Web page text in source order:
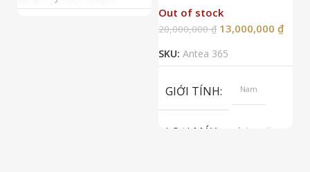
Out of stock
20,000,000₫ 13,000,000 ₫
SKU: Antea 365
GIỚI TÍNH Nam
LOẠI MÁY
Automatic